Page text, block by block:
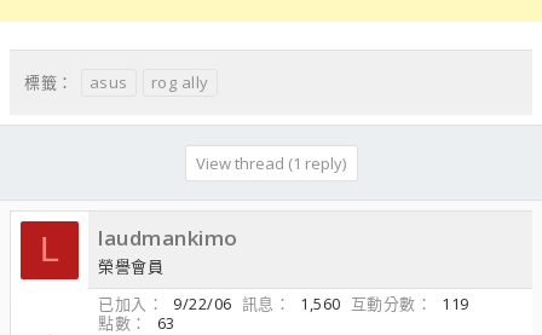
標籤： asus rog ally
View thread (1 reply)
L laudmankimo
榮譽會員
已加入
9/22/06 訊息 1,560 互動分數
119
點數
63